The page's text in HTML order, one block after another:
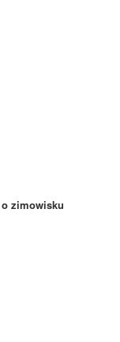
zimowisku